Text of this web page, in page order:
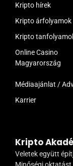
Kripto hírek
Kripto árfolyamok
Kripto
Online Casino
Magyarország
Médiaajánlat /
Karrier
Kripto
Veletek együtt
Minőségi